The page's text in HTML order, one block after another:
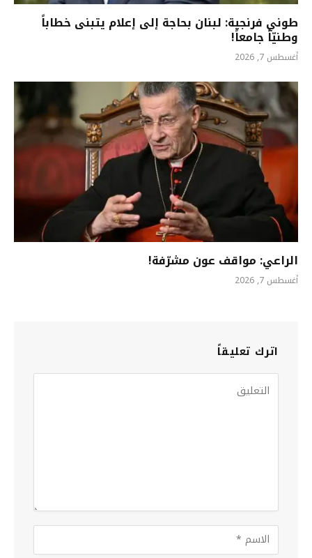
طوني فرنجية: لبنان بحاجة إلى إعلام يتبنى خطاباً
وطنيّاً جامعاً!
أغسطس 7, 2026
الراعي: مواقف عون مشرّفة!
أغسطس 7, 2026
اترك تعليقاً